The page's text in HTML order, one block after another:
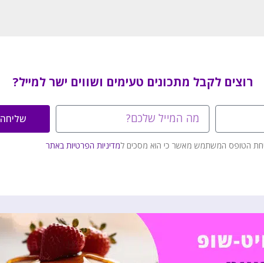
רוצים לקבל מתכונים טעימים ושווים ישר למייל?
הטופס המשתמש מאשר כי הוא מסכים למדיניות הפרטיות באתר
שליחה